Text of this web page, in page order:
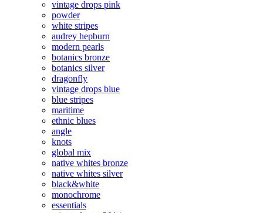
vintage drops pink
powder
white stripes
audrey hepburn
modern pearls
botanics bronze
botanics silver
dragonfly
vintage drops blue
blue stripes
maritime
ethnic blues
angle
knots
global mix
native whites bronze
native whites silver
black&white
monochrome
essentials